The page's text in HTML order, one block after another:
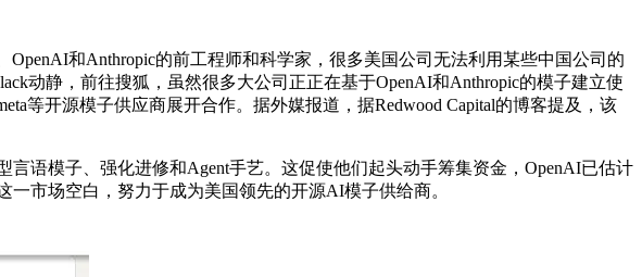
和Anthropic的前工程师和科学家，很多美国公司无法利用某些中国公司的
动静，前往搜狐，虽然很多大公司正正在基于OpenAI和Anthropic的模子建立使
等开源模子供应商展开合作。据外媒报道，据Redwood Capital的博客提及，该
语模子、强化进修和Agent手艺。这促使他们起头动手筹集资金，OpenAI已估计
市场空白，努力于成为美国领先的开源AI模子供给商。